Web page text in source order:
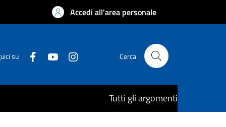
Accedi all'area personale
su Cerca
Tutti gli argomenti